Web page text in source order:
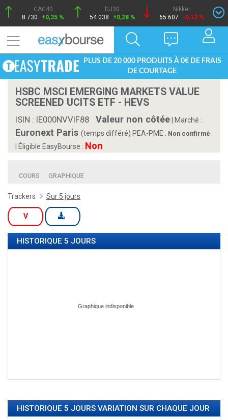
CAC40
8 730
+0,35 %
DJ30
54 038
+0,28 %
Nikkei
65 607
-0,12 %
PLUS DE 20 000 PRODUITS À 0€ DE FRAIS
DE COURTAGE
HSBC MSCI EMERGING MARKETS VALUE
SCREENED UCITS ETF - HEVS
ISIN : IE000NVVIF88 Valeur non côtée Marché :
Euronext Paris (temps différé) PEA-PME : Non confirmé
| Éligible EasyBourse : Non
COURS GRAPHIQUE
Trackers Sur 5 jours
V
HISTORIQUE 5 JOURS
HISTORIQUE 5 JOURS VARIATION SUR CHAQUE JOUR